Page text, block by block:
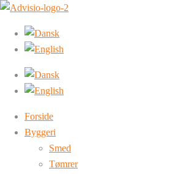
Forside
Byggeri
Smed
Tømrer